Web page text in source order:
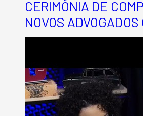
CERIMÔNIA DE
NOVOS